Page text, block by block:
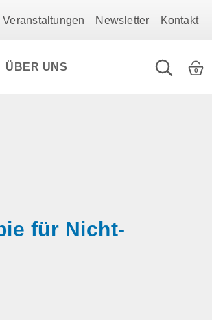
Veranstaltungen Newsletter Kontakt
ÜBER UNS 0
für Nicht-